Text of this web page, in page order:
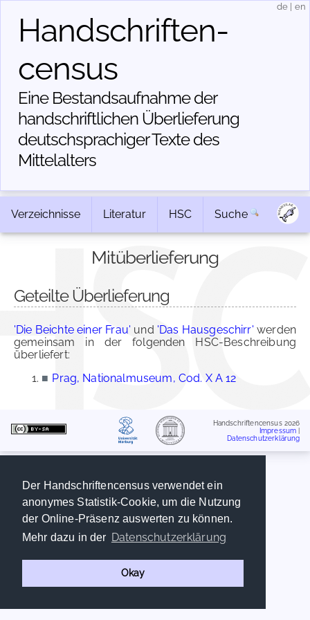
Der Handschriftencensus verwendet ein
anonymes Statistik-Cookie, um die Nutzung
der Online-Präsenz auswerten zu können.
Mehr dazu in der Datenschutzerklärung
Okay
Handschriften­
census
Eine Bestandsaufnahme der
handschriftlichen Über­lieferung
deutschsprachiger Texte des
Mittelalters
de en
Verzeichnisse Literatur HSC Suche
Mitüberlieferung
Geteilte Überlieferung
'Die Beichte einer Frau' und 'Das Hausgeschirr' werden
gemeinsam in der folgenden HSC-Beschreibung
überliefert:
■ Prag, Nationalmuseum, Cod. X A 12
Handschriftencensus 2026
Impressum
Datenschutzerklärung